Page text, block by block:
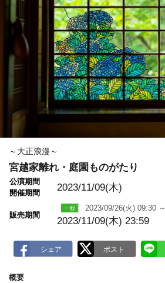
～大正浪漫～
宮越家離れ・庭園ものがたり
公演期間
開催期間
2023/11/09(木)
販売期間
2023/09/26(火) 09:30 ～
2023/11/09(木) 23:59
概要